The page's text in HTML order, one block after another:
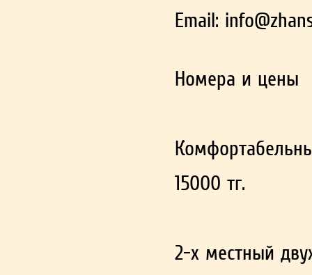
Email:
Номера и цены
15000 тг.
2-х местный